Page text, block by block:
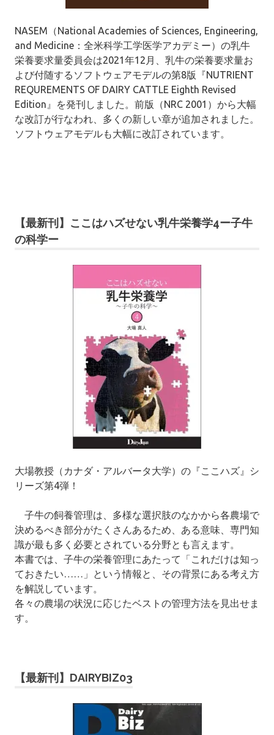
NASEM（National Academies of Sciences, Engineering,
and Medicine：全米科学工学医学アカデミー）の乳牛
栄養要求量委員会は2021年12月、乳牛の栄養要求量お
よび付随するソフトウェアモデルの第8版『NUTRIENT
REQUREMENTS OF DAIRY CATTLE Eighth Revised
Edition』を発刊しました。 前版（NRC 2001）から大幅
な改訂が行なわれ、多くの新しい章が追加されました。
ソフトウェアモデルも大幅に改訂されています。
【最新刊】ここはハズせない乳牛栄養学4ー子牛
の科学ー
大場教授（カナダ・アルバータ大学）の『ここハズ』シ
リーズ第4弾！
子牛の飼養管理は、多様な選択肢のなかから各農場で
決めるべき部分がたくさんあるため、ある意味、専門知
識が最も多く必要とされている分野とも言えます。
本書では、子牛の栄養管理にあたって「これだけは知っ
ておきたい……」という情報と、その背景にある考え方
を解説しています。
各々の農場の状況に応じたベストの管理方法を見出せま
す。
【最新刊】DAIRYBIZ03